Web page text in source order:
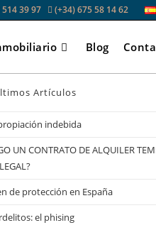
514 39 97 (+34) 675 58 14 62
Blog
Artículos
indebida
UN CONTRATO DE ALQUILER
de protección en España
el phising